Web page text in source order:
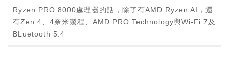
Ryzen PRO 8000處理器的話，除了有AMD Ryzen AI，還
有Zen 4、4奈米製程、AMD PRO Technology與Wi-Fi 7及
BLuetooth 5.4